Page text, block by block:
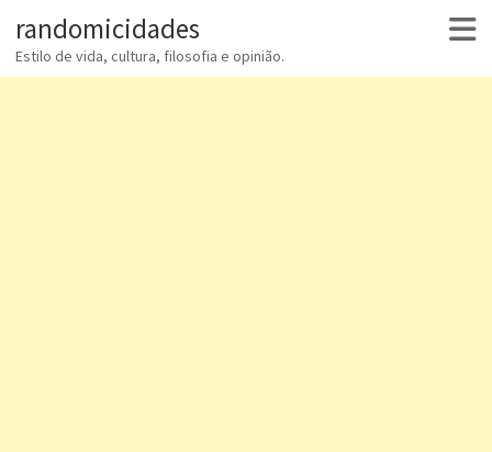
randomicidades
Estilo de vida, cultura, filosofia e opinião.